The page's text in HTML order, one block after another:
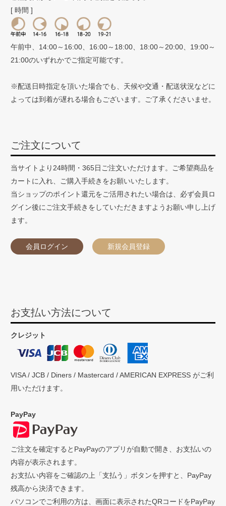
[ 時間 ]
午前中、14:00～16:00、16:00～18:00、18:00～20:00、19:00～
21:00のいずれかでご指定可能です。
※配送日時指定を頂いた場合でも、天候や交通・配送状況などに
よっては到着が遅れる場合もございます。ご了承くださいませ。
ご注文について
当サイトより24時間・365日ご注文いただけます。ご希望商品を
カートに入れ、ご購入手続きをお願いいたします。
当ショップのポイント還元をご活用されたい場合は、必ず会員ロ
グイン後にご注文手続きをしていただきますようお願い申し上げ
ます。
会員ログイン 新規会員登録
お支払い方法について
クレジット
VISA / JCB / Diners / Mastercard / AMERICAN EXPRESS がご利
用いただけます。
PayPay
ご注文を確定するとPayPayのアプリが自動で開き、お支払いの
内容が表示されます。
お支払い内容をご確認の上「支払う」ボタンを押すと、PayPay
残高から決済できます。
パソコンでご利用の方は、画面に表示されたQRコードをPayPay